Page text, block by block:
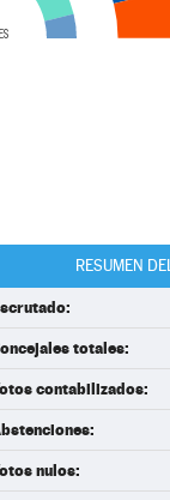
RESUMEN
totales:
contabilizados:
nulos: